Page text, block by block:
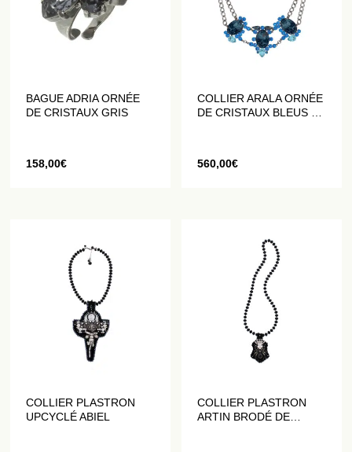
BAGUE ADRIA ORNÉE
DE CRISTAUX GRIS
158,00€
COLLIER ARALA ORNÉE
DE CRISTAUX BLEUS ET
560,00€
COLLIER PLASTRON
UPCYCLÉ ABIEL
COLLIER PLASTRON
ARTIN BRODÉ DE